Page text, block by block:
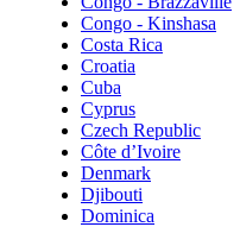
Congo - Kinshasa
Costa Rica
Croatia
Cuba
Cyprus
Czech Republic
Côte d’Ivoire
Denmark
Djibouti
Dominica